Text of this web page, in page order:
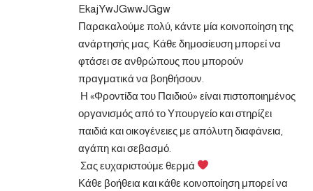
EkajYwJGwwJGgw
Παρακαλούμε πολύ, κάντε μία κοινοποίηση της
ανάρτησής μας. Κάθε δημοσίευση μπορεί να
φτάσει σε ανθρώπους που μπορούν
πραγματικά να βοηθήσουν.
Η «Φροντίδα του Παιδιού» είναι πιστοποιημένος
οργανισμός από το Υπουργείο και στηρίζει
παιδιά και οικογένειες με απόλυτη διαφάνεια,
αγάπη και σεβασμό.
Σας ευχαριστούμε θερμά
Κάθε βοήθεια και κάθε κοινοποίηση μπορεί να